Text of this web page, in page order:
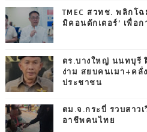
TMEC สวทช. พลิกโ
มิคอนดักเตอร์’ เพื่อ
ตร.บางใหญ่ นนทบุรี
ง่าม สยบคนเมา+คลั่
ประชาชน
ตม.จ.กระบี่ รวบสาว
อาชีพคนไทย